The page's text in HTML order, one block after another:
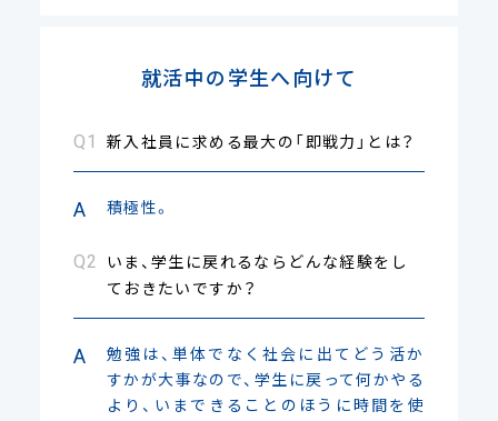
就活中の学生へ向けて
新入社員に求める最大の「即戦力」とは？
積極性。
いま、学生に戻れるならどんな経験をし
ておきたいですか？
勉強は、単体でなく社会に出てどう活か
すかが大事なので、学生に戻って何かやる
より、いまできることのほうに時間を使